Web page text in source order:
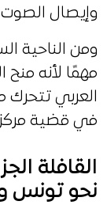
وإيصال
ومن الناحية
مهمًا لأنه منح
العربي تتحرك
في قضية
نحو تونس